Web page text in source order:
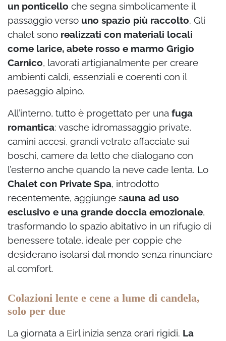
un ponticello che segna simbolicamente il
passaggio verso uno spazio più raccolto. Gli
chalet sono realizzati con materiali locali
come larice, abete rosso e marmo Grigio
Carnico, lavorati artigianalmente per creare
ambienti caldi, essenziali e coerenti con il
paesaggio alpino.
All’interno, tutto è progettato per una fuga
romantica: vasche idromassaggio private,
camini accesi, grandi vetrate affacciate sui
boschi, camere da letto che dialogano con
l’esterno anche quando la neve cade lenta. Lo
Chalet con Private Spa, introdotto
recentemente, aggiunge sauna ad uso
esclusivo e una grande doccia emozionale,
trasformando lo spazio abitativo in un rifugio di
benessere totale, ideale per coppie che
desiderano isolarsi dal mondo senza rinunciare
al comfort.
Colazioni lente e cene a lume di candela,
solo per due
La giornata a Eirl inizia senza orari rigidi. La